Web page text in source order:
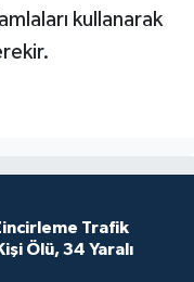
kullanarak
Trafik
Ölü, 34 Yaralı